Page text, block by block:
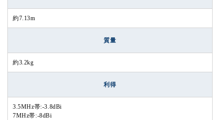
約7.13m
質量
約3.2kg
利得
3.5MHz帯:-3.8dBi
7MHz帯:-8dBi